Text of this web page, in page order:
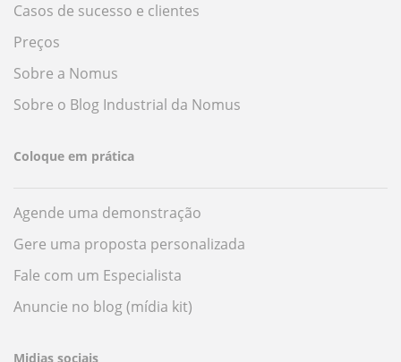
Casos de sucesso e clientes
Preços
Sobre a Nomus
Sobre o Blog Industrial da Nomus
Coloque em prática
Agende uma demonstração
Gere uma proposta personalizada
Fale com um Especialista
Anuncie no blog (mídia kit)
Midias sociais